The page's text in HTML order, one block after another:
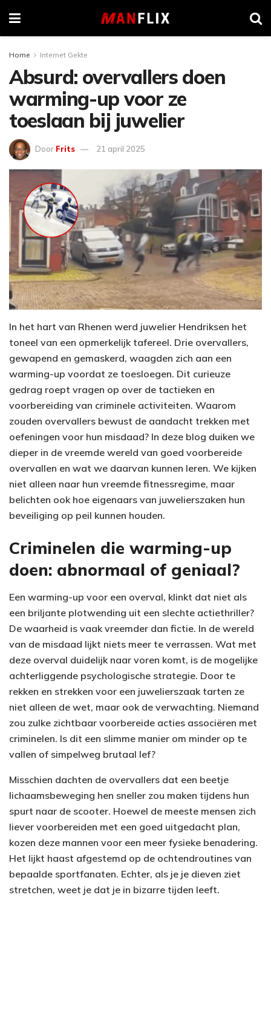
Home Internet Gekte
Absurd: overvallers doen
warming-up voor ze
toeslaan bij juwelier
Door Frits 21 april 2025
In het hart van Rhenen werd juwelier Hendriksen het
toneel van een opmerkelijk tafereel. Drie overvallers,
gewapend en gemaskerd, waagden zich aan een
warming-up voordat ze toesloegen. Dit curieuze
gedrag roept vragen op over de tactieken en
voorbereiding van criminele activiteiten. Waarom
zouden overvallers bewust de aandacht trekken met
oefeningen voor hun misdaad? In deze blog duiken we
dieper in de vreemde wereld van goed voorbereide
overvallen en wat we daarvan kunnen leren. We kijken
niet alleen naar hun vreemde fitnessregime, maar
belichten ook hoe eigenaars van juwelierszaken hun
beveiliging op peil kunnen houden.
Criminelen die warming-up
doen: abnormaal of geniaal?
Een warming-up voor een overval, klinkt dat niet als
een briljante plotwending uit een slechte actiethriller?
De waarheid is vaak vreemder dan fictie. In de wereld
van de misdaad lijkt niets meer te verrassen. Wat met
deze overval duidelijk naar voren komt, is de mogelijke
achterliggende psychologische strategie. Door te
rekken en strekken voor een juwelierszaak tarten ze
niet alleen de wet, maar ook de verwachting. Niemand
zou zulke zichtbaar voorbereide acties associëren met
criminelen. Is dit een slimme manier om minder op te
vallen of simpelweg brutaal lef?
Misschien dachten de overvallers dat een beetje
lichaamsbeweging hen sneller zou maken tijdens hun
spurt naar de scooter. Hoewel de meeste mensen zich
liever voorbereiden met een goed uitgedacht plan,
kozen deze mannen voor een meer fysieke benadering.
Het lijkt haast afgestemd op de ochtendroutines van
bepaalde sportfanaten. Echter, als je je dieven ziet
stretchen, weet je dat je in bizarre tijden leeft.